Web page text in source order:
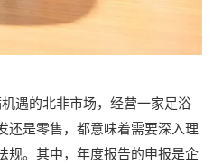
的北非市场，经营一家足浴
还是零售，都意味着需要深入理
规。其中，年度报告的申报是企